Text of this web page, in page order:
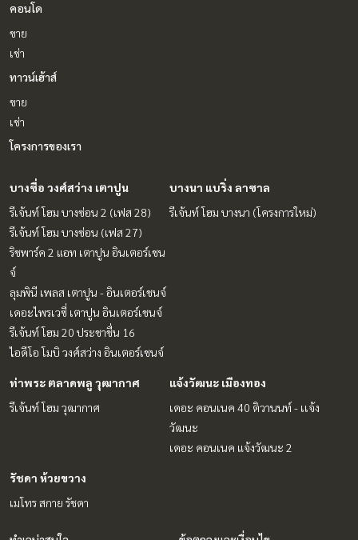
คอนโด
ขาย
เช่า
ทาวน์เฮ้าส์
ขาย
เช่า
โครงการของเรา
บางซื่อ วงศ์สว่าง เตาปูน
รีเจ้นท์ โฮม บางซ่อน 2 (เฟส 28)
รีเจ้นท์ โฮม บางซ่อน (เฟส 27)
ริชพาร์ค 2 แอท เตาปูน อินเตอร์เชน
จ์
ลุมพินี เพลส เตาปูน - อินเตอร์เชนจ์
เดอะไพรเวซี่ เตาปูน อินเตอร์เชนจ์
รีเจ้นท์ โฮม 20 ประชาชื่น 16
ไอดีโอ โมบิ วงศ์สว่าง อินเตอร์เชนจ์
บางนา แบริ่ง ลาซาล
รีเจ้นท์ โฮม บางนา (โครงการใหม่)
ท่าพระ ตลาดพลู วุฒากาศ
รีเจ้นท์ โฮม วุฒากาศ
แจ้งวัฒนะ เมืองทอง
เดอะ คอนเนค 40 ติวานนท์ - เเจ้ง
วัฒนะ
เดอะ คอนเนค แจ้งวัฒนะ 2
รัชดา ห้วยขวาง
เมโทร สกาย รัชดา